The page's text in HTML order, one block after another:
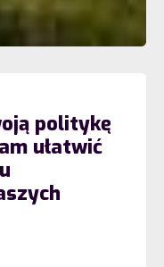
politykę
ułatwić